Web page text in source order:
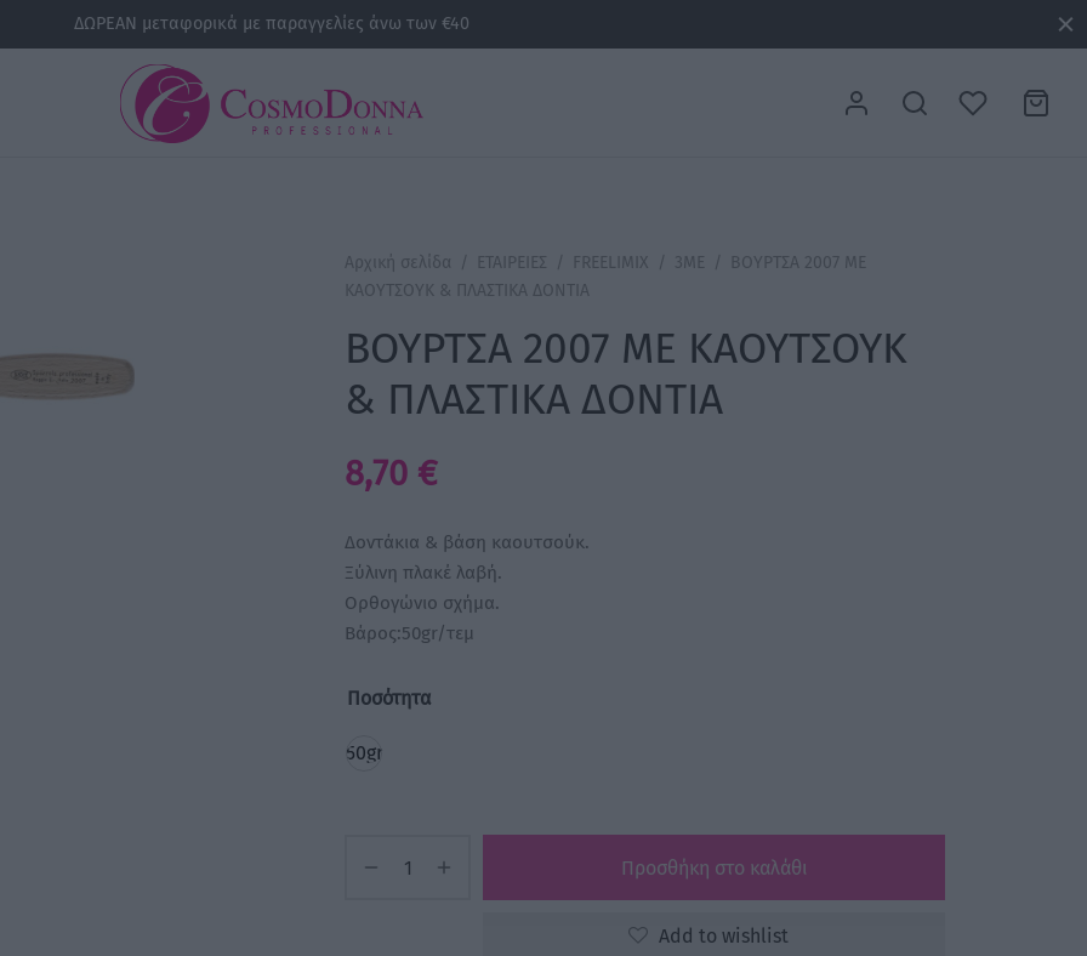
ΔΩΡΕΑΝ μεταφορικά με παραγγελίες άνω των €40
Αρχική σελίδα / ΕΤΑΙΡΕΙΕΣ / FREELIMIX / 3ME /
ΒΟΥΡΤΣΑ 2007 ΜΕ
ΚΑΟΥΤΣΟΥΚ & ΠΛΑΣΤΙΚΑ ΔΟΝΤΙΑ
ΒΟΥΡΤΣΑ 2007 ΜΕ ΚΑΟΥΤΣΟΥΚ
& ΠΛΑΣΤΙΚΑ ΔΟΝΤΙΑ
8,70 €
Δοντάκια & βάση καουτσούκ.
Ξύλινη πλακέ λαβή.
Ορθογώνιο σχήμα.
Βάρος:50gr/τεμ
Ποσότητα
50gr
Προσθήκη στο καλάθι
Add to wishlist